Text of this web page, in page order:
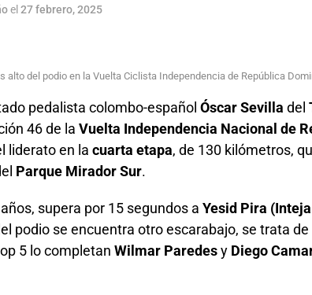
el 27 febrero, 2025
alto del podio en la Vuelta Ciclista Independencia de República
pedalista colombo-español Óscar Sevilla del
46 de la Vuelta Independencia Nacional de
liderato en la cuarta etapa, de 130 kilómetros,
Parque Mirador Sur.
supera por 15 segundos a Yesid Pira
podio se encuentra otro escarabajo, se trata de
5 lo completan Wilmar Paredes y Diego